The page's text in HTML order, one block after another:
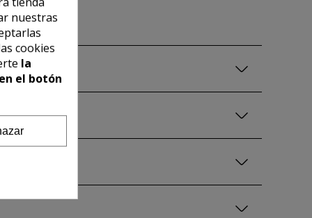
nuestras
cookies
la
el botón